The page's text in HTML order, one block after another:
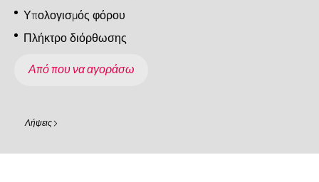
Υπολογισμός φόρου
Πλήκτρο διόρθωσης
Από που να αγοράσω
Λήψεις